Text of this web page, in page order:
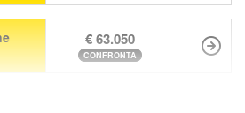
€ 63.050
CONFRONTA